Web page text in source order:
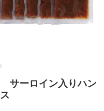
ーロイン入りハン